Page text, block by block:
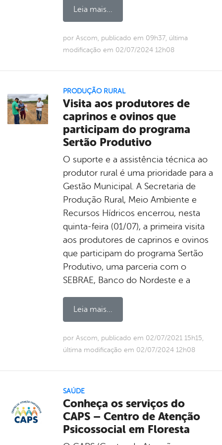
Leia mais...
por Ascom, publicado em 09h37, última
modificação em 02/07/2024 12h08
PRODUÇÃO RURAL
Visita aos produtores de
caprinos e ovinos que
participam do programa
Sertão Produtivo
O suporte e a assistência técnica ao
produtor rural é uma prioridade para a
Gestão Municipal. A Secretaria de
Produção Rural, Meio Ambiente e
Recursos Hídricos encerrou, nesta
quinta-feira (01/07), a primeira visita
aos produtores de caprinos e ovinos
que participam do programa Sertão
Produtivo, uma parceria com o
SEBRAE, Banco do Nordeste e a
Leia mais...
por Ascom, publicado em 02/07/2021 15h15,
última modificação em 02/07/2024 12h08
SAÚDE
Conheça os serviços do
CAPS – Centro de Atenção
Psicossocial em Floresta